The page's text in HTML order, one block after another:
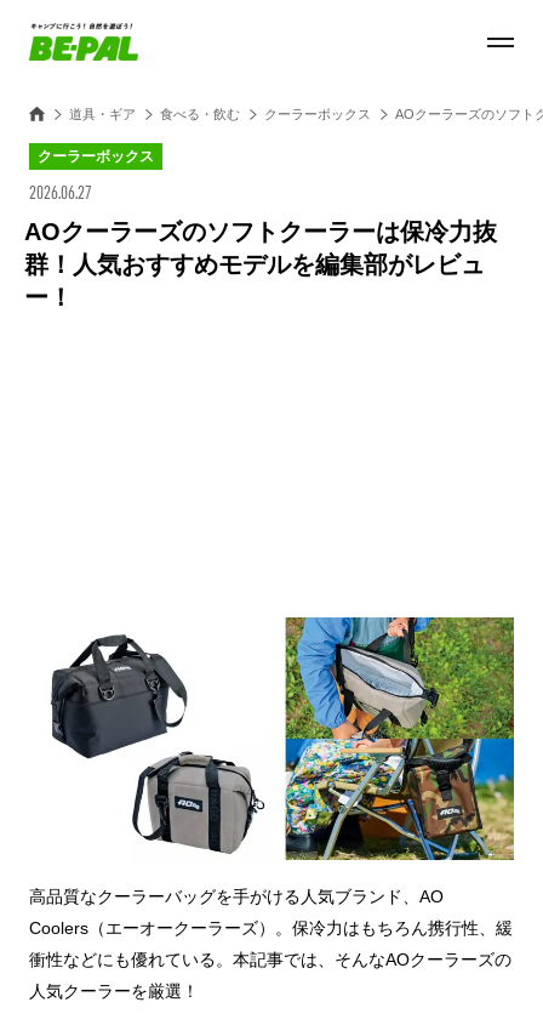
道具・ギア 食べる・飲む クーラーボックス AOクーラーズのソフト
クーラーボックス
2026.06.27
AOクーラーズのソフトクーラーは保冷力抜
群！人気おすすめモデルを編集部がレビュ
ー！
高品質なクーラーバッグを手がける人気ブランド、AO
Coolers（エーオークーラーズ）。保冷力はもちろん携行性、緩
衝性などにも優れている。本記事では、そんなAOクーラーズの
人気クーラーを厳選！